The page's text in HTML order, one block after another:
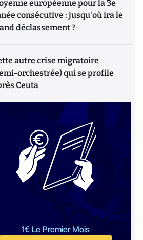
européenne pour la 3e
consécutive : jusqu'où ira le
déclassement ?
autre crise migratoire
orchestrée) qui se profile
Ceuta
1€ Le Premier Mois